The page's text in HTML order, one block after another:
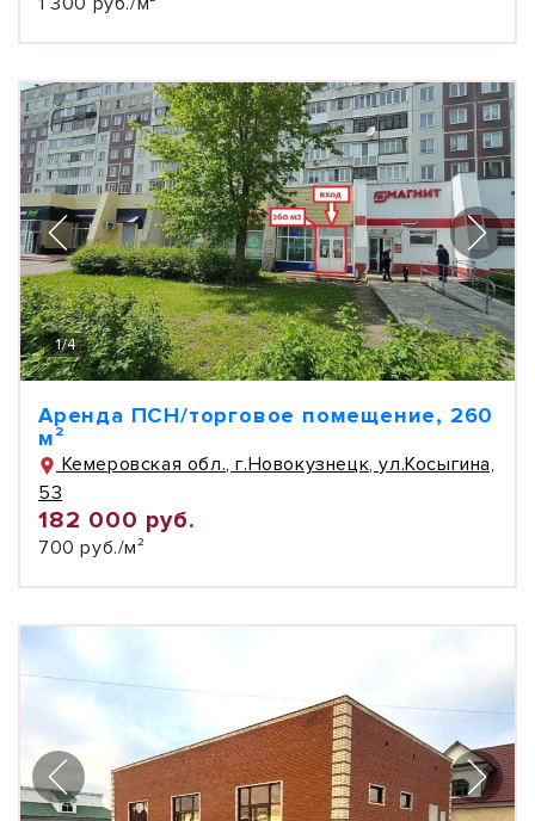
1/4
Аренда ПСН/торговое помещение, 260
м²
Кемеровская обл., г.Новокузнецк, ул.Косыгина,
53
182 000 руб.
700 руб./м²